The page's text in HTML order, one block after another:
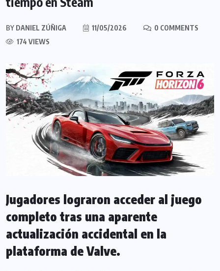
BY DANIEL ZÚÑIGA 11/05/2026
0 COMMENTS
174 VIEWS
Jugadores lograron acceder al juego
completo tras una aparente
actualización accidental en la
plataforma de Valve.